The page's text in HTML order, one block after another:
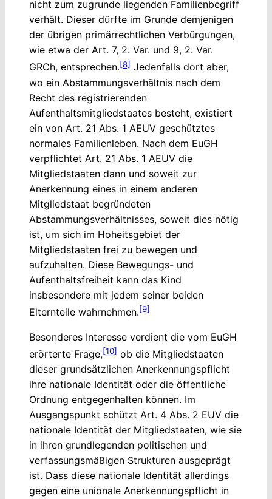
nicht zum zugrunde liegenden Familienbegriff
verhält. Dieser dürfte im Grunde demjenigen
der übrigen primärrechtlichen Verbürgungen,
wie etwa der Art. 7, 2. Var. und 9, 2. Var.
GRCh, entsprechen.[8] Jedenfalls dort aber,
wo ein Abstammungsverhältnis nach dem
Recht des registrierenden
Aufenthaltsmitgliedstaates besteht, existiert
ein von Art. 21 Abs. 1 AEUV geschütztes
normales Familienleben. Nach dem EuGH
verpflichtet Art. 21 Abs. 1 AEUV die
Mitgliedstaaten dann und soweit zur
Anerkennung eines in einem anderen
Mitgliedstaat begründeten
Abstammungsverhältnisses, soweit dies nötig
ist, um sich im Hoheitsgebiet der
Mitgliedstaaten frei zu bewegen und
aufzuhalten. Diese Bewegungs- und
Aufenthaltsfreiheit kann das Kind
insbesondere mit jedem seiner beiden
Elternteile wahrnehmen.[9]
Besonderes Interesse verdient die vom EuGH
erörterte Frage,[10] ob die Mitgliedstaaten
dieser grundsätzlichen Anerkennungspflicht
ihre nationale Identität oder die öffentliche
Ordnung entgegenhalten können. Im
Ausgangspunkt schützt Art. 4 Abs. 2 EUV die
nationale Identität der Mitgliedstaaten, wie sie
in ihren grundlegenden politischen und
verfassungsmäßigen Strukturen ausgeprägt
ist. Dass diese nationale Identität allerdings
gegen eine unionale Anerkennungspflicht in